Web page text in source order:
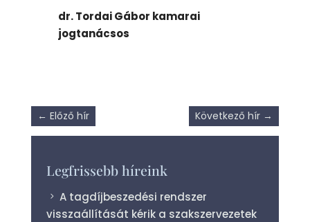
dr. Tordai Gábor kamarai
jogtanácsos
← Előző hír Következő hír →
Legfrissebb híreink
A tagdíjbeszedési rendszer
visszaállítását kérik a szakszervezetek